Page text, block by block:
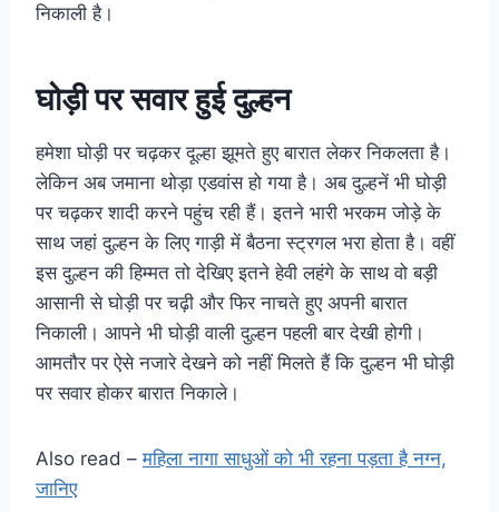
निकाली है।
घोड़ी पर सवार हुई दुल्हन
हमेशा घोड़ी पर चढ़कर दूल्हा झूमते हुए बारात लेकर निकलता है।
लेकिन अब जमाना थोड़ा एडवांस हो गया है। अब दुल्हनें भी घोड़ी
पर चढ़कर शादी करने पहुंच रही हैं। इतने भारी भरकम जोड़े के
साथ जहां दुल्हन के लिए गाड़ी में बैठना स्ट्रगल भरा होता है। वहीं
इस दुल्हन की हिम्मत तो देखिए इतने हेवी लहंगे के साथ वो बड़ी
आसानी से घोड़ी पर चढ़ी और फिर नाचते हुए अपनी बारात
निकाली। आपने भी घोड़ी वाली दुल्हन पहली बार देखी होगी।
आमतौर पर ऐसे नजारे देखने को नहीं मिलते हैं कि दुल्हन भी घोड़ी
पर सवार होकर बारात निकाले।
Also read –महिला नागा साधुओं को भी रहना पड़ता है नग्न,
जानिए